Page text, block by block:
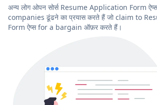
अन्य लोग ओपन सोर्स Resume Application Form
companies ढूंढने का प्रयास करते हैं जो claim to
Form ऐप्स for a bargain ऑफ़र करते हैं।